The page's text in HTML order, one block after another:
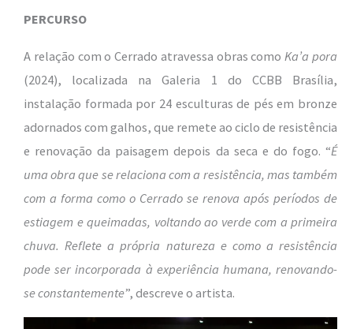
PERCURSO
A relação com o Cerrado atravessa obras como Ka’a pora
(2024), localizada na Galeria 1 do CCBB Brasília,
instalação formada por 24 esculturas de pés em bronze
adornados com galhos, que remete ao ciclo de resistência
e renovação da paisagem depois da seca e do fogo. “É
uma obra que se relaciona com a resistência, mas também
com a forma como o Cerrado se renova após períodos de
estiagem e queimadas, voltando ao verde com a primeira
chuva. Reflete a própria natureza e como a resistência
pode ser incorporada à experiência humana, renovando-
se constantemente”, descreve o artista.